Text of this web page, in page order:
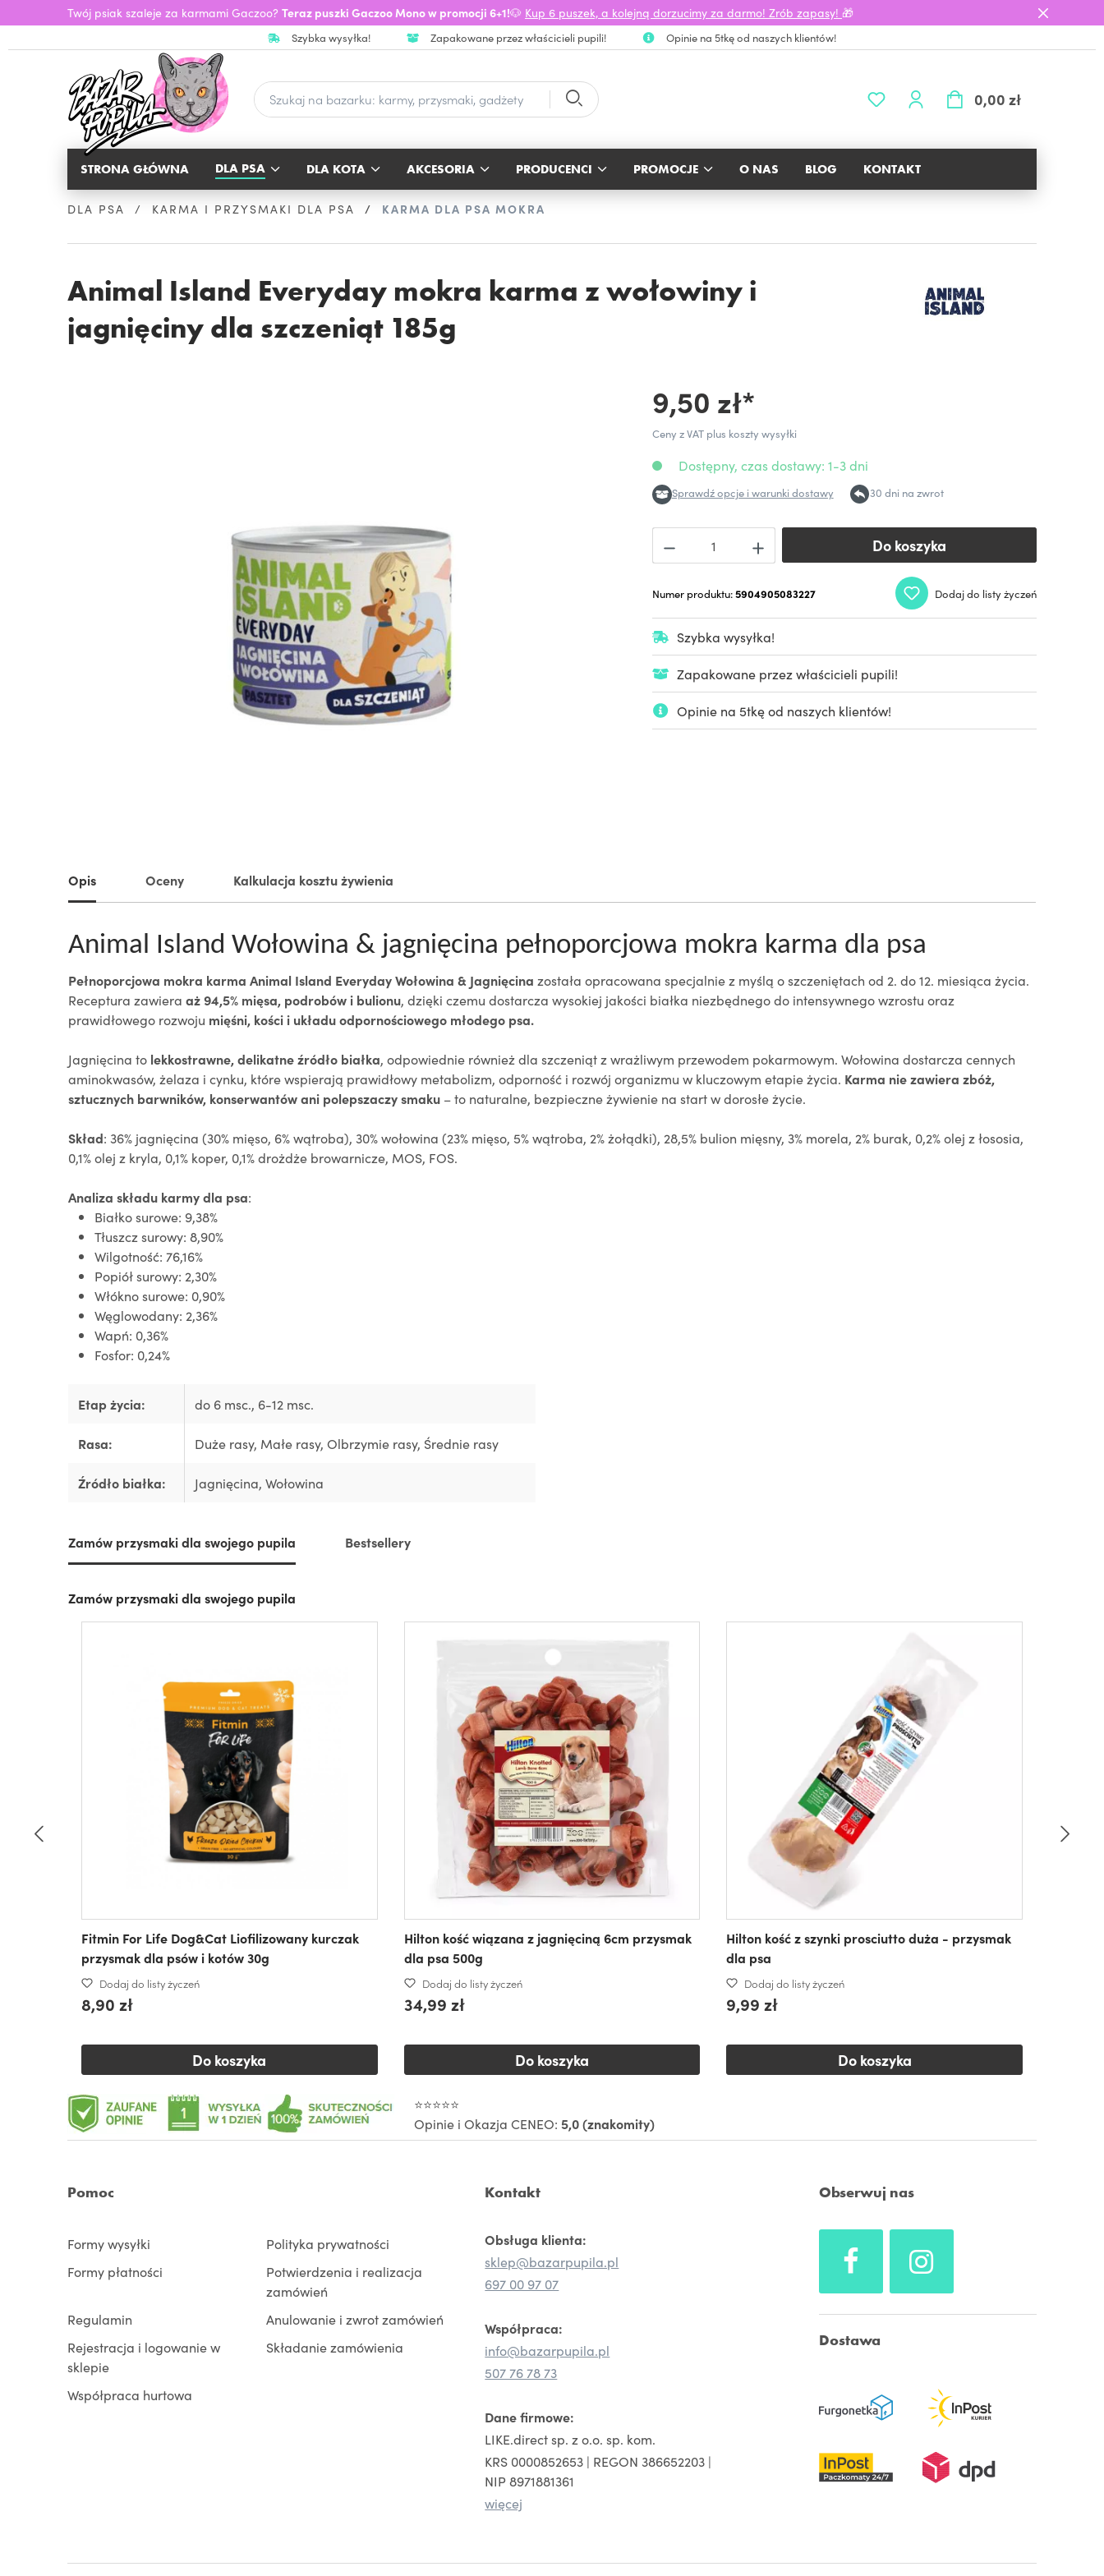
Twój psiak szaleje za karmami Gaczoo? Teraz puszki Gaczoo Mono w promocji 6+1!🐶 Kup 6 puszek, a kolejną dorzucimy za darmo! Zrób zapasy! 🎁
Szybka wysyłka! Zapakowane przez właścicieli pupili! Opinie na 5tkę od naszych klientów!
0,00 zł
STRONA GŁÓWNA BLOG
DLA PSA DLA KOTA AKCESORIA PRODUCENCI PROMOCJE O NAS KONTAKT
DLA PSA KARMA I PRZYSMAKI DLA PSA KARMA DLA PSA MOKRA
Animal Island Everyday mokra karma z wołowiny i
jagnięciny dla szczeniąt 185g
9,50 zł*
Ceny z VAT plus koszty wysyłki
Dostępny, czas dostawy: 1-3 dni
Sprawdź opcje i warunki dostawy 30 dni na zwrot
Do koszyka
Do koszyka
Numer produktu:5904905083227 Dodaj do listy życzeń
Szybka wysyłka!
Zapakowane przez właścicieli pupili!
Opinie na 5tkę od naszych klientów!
Opis Oceny Kalkulacja kosztu żywienia
Animal Island Wołowina & jagnięcina pełnoporcjowa mokra karma dla psa
Pełnoporcjowa mokra karma Animal Island Everyday Wołowina & Jagnięcina została opracowana specjalnie z myślą o szczeniętach od 2. do 12. miesiąca życia.
Receptura zawiera aż 94,5% mięsa, podrobów i bulionu, dzięki czemu dostarcza wysokiej jakości białka niezbędnego do intensywnego wzrostu oraz
prawidłowego rozwoju mięśni, kości i układu odpornościowego młodego psa.
Jagnięcina to lekkostrawne, delikatne źródło białka, odpowiednie również dla szczeniąt z wrażliwym przewodem pokarmowym. Wołowina dostarcza cennych
aminokwasów, żelaza i cynku, które wspierają prawidłowy metabolizm, odporność i rozwój organizmu w kluczowym etapie życia. Karma nie zawiera zbóż,
sztucznych barwników, konserwantów ani polepszaczy smaku – to naturalne, bezpieczne żywienie na start w dorosłe życie.
Skład: 36% jagnięcina (30% mięso, 6% wątroba), 30% wołowina (23% mięso, 5% wątroba, 2% żołądki), 28,5% bulion mięsny, 3% morela, 2% burak, 0,2% olej z łososia,
0,1% olej z kryla, 0,1% koper, 0,1% drożdże browarnicze, MOS, FOS.
Analiza składu karmy dla psa:
Białko surowe: 9,38%
Tłuszcz surowy: 8,90%
Wilgotność: 76,16%
Popiół surowy: 2,30%
Włókno surowe: 0,90%
Węglowodany: 2,36%
Wapń: 0,36%
Fosfor: 0,24%
Etap życia: do 6 msc., 6-12 msc.
Rasa: Duże rasy, Małe rasy, Olbrzymie rasy, Średnie rasy
Źródło białka: Jagnięcina, Wołowina
Zamów przysmaki dla swojego pupila Bestsellery
Zamów przysmaki dla swojego pupila
Fitmin For Life Dog&Cat Liofilizowany kurczak
przysmak dla psów i kotów 30g
Dodaj do listy życzeń
8,90 zł
Do koszyka
Hilton kość wiązana z jagnięciną 6cm przysmak
dla psa 500g
Dodaj do listy życzeń
34,99 zł
Do koszyka
Hilton kość z szynki prosciutto duża - przysmak
dla psa
Dodaj do listy życzeń
9,99 zł
Do koszyka
⭐⭐⭐⭐⭐
Opinie i Okazja CENEO: 5,0 (znakomity)
Pomoc
Formy wysyłki
Polityka prywatności
Formy płatności
Potwierdzenia i realizacja
zamówień
Regulamin
Anulowanie i zwrot zamówień
Rejestracja i logowanie w
sklepie
Składanie zamówienia
Współpraca hurtowa
Kontakt
Obsługa klienta:
sklep@bazarpupila.pl
697 00 97 07
Współpraca:
info@bazarpupila.pl
507 76 78 73
Dane firmowe:
LIKE.direct sp. z o.o. sp. kom.
KRS 0000852653 | REGON 386652203 |
NIP 8971881361
więcej
Obserwuj nas
Dostawa